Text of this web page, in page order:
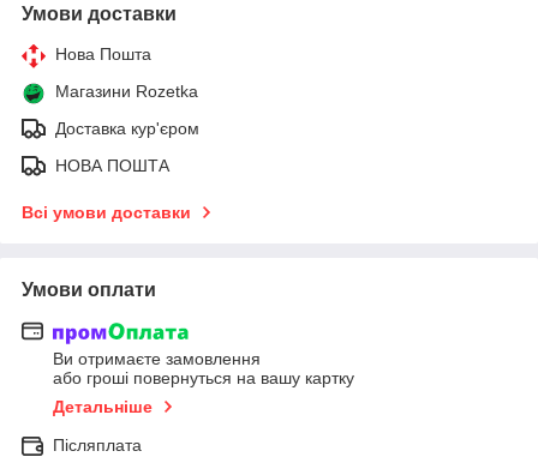
Умови доставки
Нова Пошта
Магазини Rozetka
Доставка кур'єром
НОВА ПОШТА
Всі умови доставки
Умови оплати
Ви отримаєте замовлення
або гроші повернуться на вашу картку
Детальніше
Післяплата